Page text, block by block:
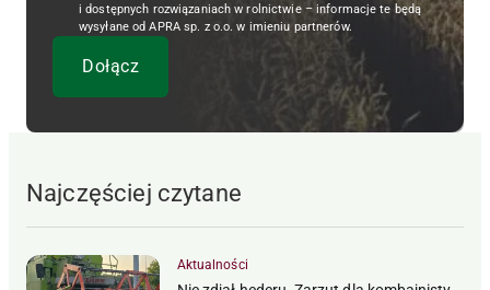
i dostępnych rozwiązaniach w rolnictwie – informacje te będą
wysyłane od APRA sp. z o.o. w imieniu partnerów.
Najczęściej czytane
Aktualności